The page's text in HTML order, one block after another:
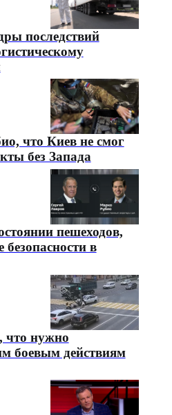
последствий
что Киев не смог
без Запада
пешеходов,
безопасности в
нужно
боевым действиям